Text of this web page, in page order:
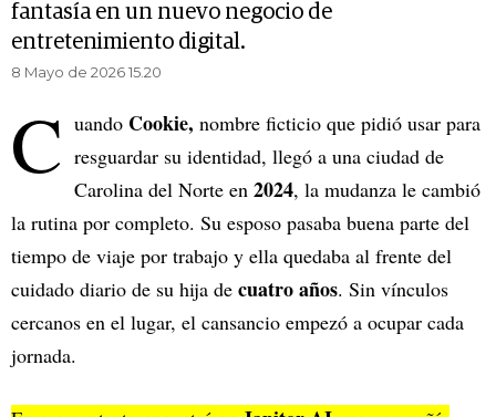
fantasía en un nuevo negocio de
entretenimiento digital.
8 Mayo de 2026 15.20
C uando Cookie, nombre ficticio que pidió usar para
resguardar su identidad, llegó a una ciudad de
Carolina del Norte en 2024, la mudanza le cambió
la rutina por completo. Su esposo pasaba buena parte del
tiempo de viaje por trabajo y ella quedaba al frente del
cuidado diario de su hija de cuatro años. Sin vínculos
cercanos en el lugar, el cansancio empezó a ocupar cada
jornada.